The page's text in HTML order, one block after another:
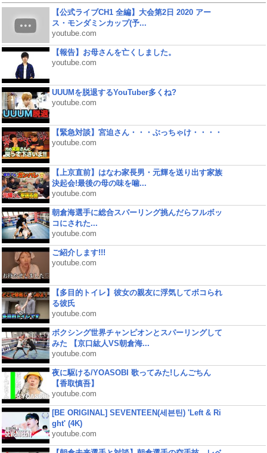
【公式ライブCH1 全編】大会第2日 2020 アー
ス・モンダミンカップ(予...
youtube.com
【報告】お母さんを亡くしました。
youtube.com
UUUMを脱退するYouTuber多くね?
youtube.com
【緊急対談】宮迫さん・・・ぶっちゃけ・・・・
youtube.com
【上京直前】はなわ家長男・元輝を送り出す家族
決起会!最後の母の味を噛...
youtube.com
朝倉海選手に総合スパーリング挑んだらフルボッ
コにされた...
youtube.com
ご紹介します!!!
youtube.com
【多目的トイレ】彼女の親友に浮気してボコられ
る彼氏
youtube.com
ボクシング世界チャンピオンとスパーリングして
みた 【京口紘人VS朝倉海...
youtube.com
夜に駆ける/YOASOBI 歌ってみた!しんごちん
【香取慎吾】
youtube.com
[BE ORIGINAL] SEVENTEEN(세븐틴) 'Left & Ri
ght' (4K)
youtube.com